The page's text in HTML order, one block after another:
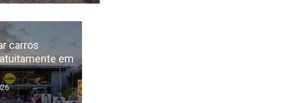
carros
em